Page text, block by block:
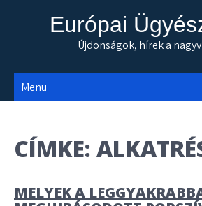
Európai
Újdonságok, hírek a
Menu
CÍMKE:
MELYEK A